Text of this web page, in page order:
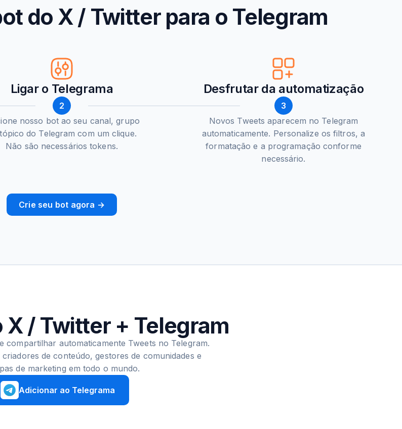
do X / Twitter para o Telegram
Ligar o Telegrama
2
nosso bot ao seu canal, grupo
do Telegram com um clique.
Não são necessários tokens.
Desfrutar da automatização
3
Novos Tweets aparecem no Telegram
automaticamente. Personalize os filtros, a
formatação e a programação conforme
necessário.
Crie seu bot agora →
X / Twitter + Telegram
compartilhar automaticamente Tweets no Telegram.
de conteúdo, gestores de comunidades e
de marketing em todo o mundo.
Adicionar ao Telegrama